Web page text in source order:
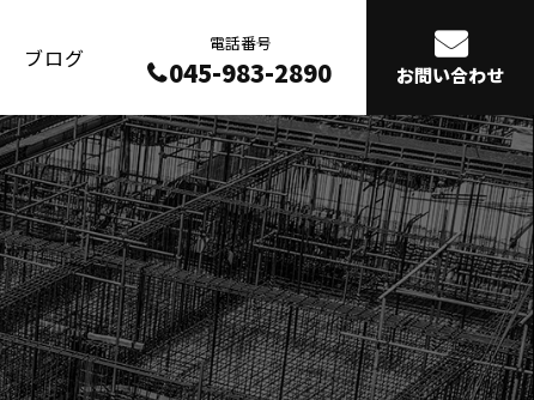
ブログ 電話番号
045-983-2890 お問い合わせ